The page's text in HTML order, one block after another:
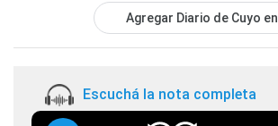
Agregar Diario de Cuyo en
Escuchá la nota completa